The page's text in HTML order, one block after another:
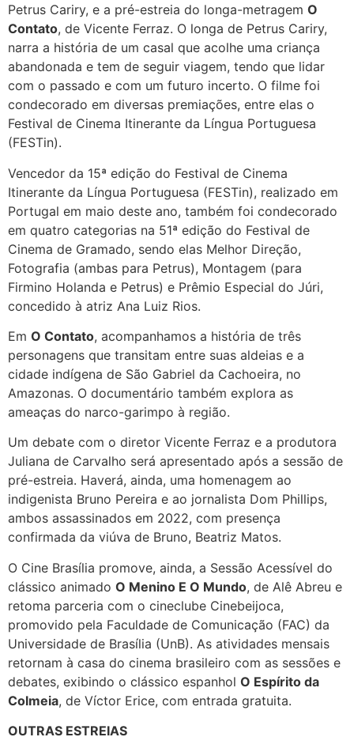
Petrus Cariry, e a pré-estreia do longa-metragem O
Contato, de Vicente Ferraz. O longa de Petrus Cariry,
narra a história de um casal que acolhe uma criança
abandonada e tem de seguir viagem, tendo que lidar
com o passado e com um futuro incerto. O filme foi
condecorado em diversas premiações, entre elas o
Festival de Cinema Itinerante da Língua Portuguesa
(FESTin).
Vencedor da 15ª edição do Festival de Cinema
Itinerante da Língua Portuguesa (FESTin), realizado em
Portugal em maio deste ano, também foi condecorado
em quatro categorias na 51ª edição do Festival de
Cinema de Gramado, sendo elas Melhor Direção,
Fotografia (ambas para Petrus), Montagem (para
Firmino Holanda e Petrus) e Prêmio Especial do Júri,
concedido à atriz Ana Luiz Rios.
Em O Contato, acompanhamos a história de três
personagens que transitam entre suas aldeias e a
cidade indígena de São Gabriel da Cachoeira, no
Amazonas. O documentário também explora as
ameaças do narco-garimpo à região.
Um debate com o diretor Vicente Ferraz e a produtora
Juliana de Carvalho será apresentado após a sessão de
pré-estreia. Haverá, ainda, uma homenagem ao
indigenista Bruno Pereira e ao jornalista Dom Phillips,
ambos assassinados em 2022, com presença
confirmada da viúva de Bruno, Beatriz Matos.
O Cine Brasília promove, ainda, a Sessão Acessível do
clássico animado O Menino E O Mundo, de Alê Abreu e
retoma parceria com o cineclube Cinebeijoca,
promovido pela Faculdade de Comunicação (FAC) da
Universidade de Brasília (UnB). As atividades mensais
retornam à casa do cinema brasileiro com as sessões e
debates, exibindo o clássico espanhol O Espírito da
Colmeia, de Víctor Erice, com entrada gratuita.
OUTRAS ESTREIAS